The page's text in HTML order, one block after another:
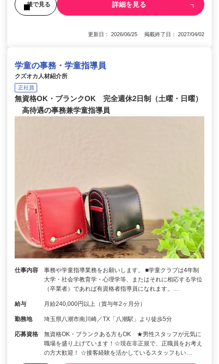
後で見る 詳細を見る
更新日： 2026/06/25 掲載終了日： 2027/04/02
学童の事務・学童指導員
クズオカ人材紹介所
正社員
無資格OK・ブランクOK 完全週休2日制（土曜・日曜）
高待遇の事務兼学童指導員
仕事内容
事務や学童指導業務をお願いします。 ■学童クラブは4年制
大学・社会学教育学・心理学等、またはそれに相応する学位
（卒業者）であれば有資格者指導員になれます。…
給与 月給240,000円以上（賞与年2ヶ月分）
勤務地 埼玉県八潮市南川崎／TX「八潮駅」より徒歩5分
応募資格
無資格OK・ブランクある方もOK ★男性スタッフが元気に
職場を盛り上げています！☆現在非正規で、正職員をお考え
の方大歓迎！ ☆接客経験を活かしているスタッフもい…